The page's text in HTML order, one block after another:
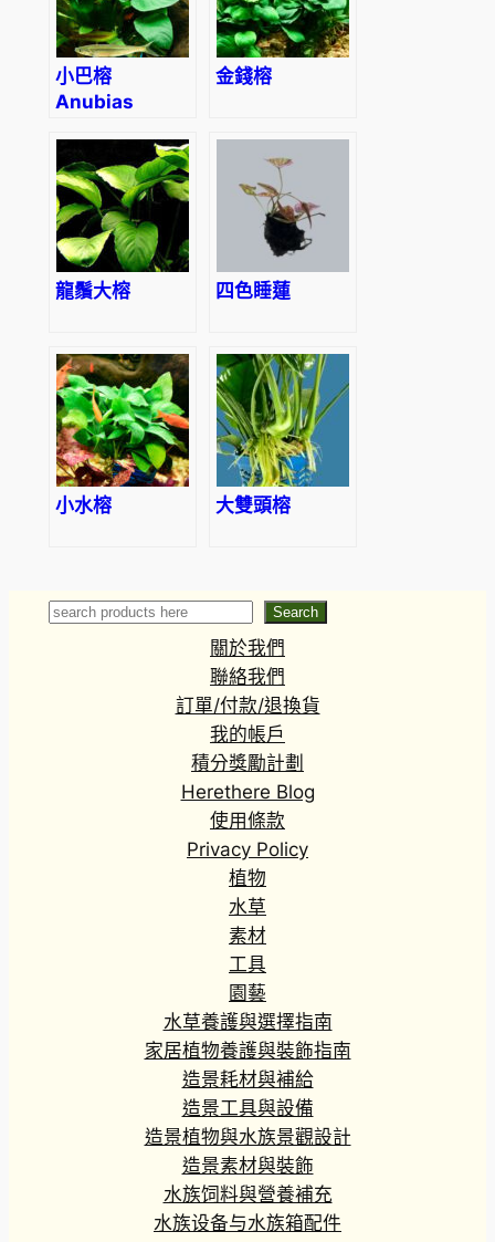
小巴榕
Anubias
金錢榕
龍鬚大榕 四色睡蓮
小水榕 大雙頭榕
Search Search
關於我們
聯絡我們
訂單/付款/退換貨
我的帳戶
積分獎勵計劃
Herethere Blog
使用條款
Privacy Policy
植物
水草
素材
工具
園藝
水草養護與選擇指南
家居植物養護與裝飾指南
造景耗材與補給
造景工具與設備
造景植物與水族景觀設計
造景素材與裝飾
水族饲料與營養補充
水族设备与水族箱配件